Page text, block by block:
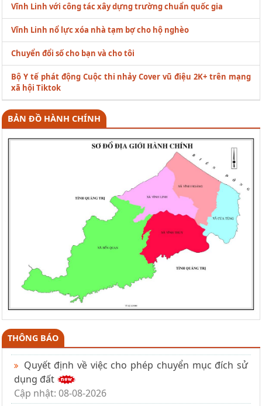
Vĩnh Linh với công tác xây dựng trường chuẩn quốc gia
Vĩnh Linh nổ lực xóa nhà tạm bợ cho hộ nghèo
Chuyển đổi số cho bạn và cho tôi
Bộ Y tế phát động Cuộc thi nhảy Cover vũ điệu 2K+ trên mạng
xã hội Tiktok
BẢN ĐỒ HÀNH CHÍNH
THÔNG BÁO
Quyết định về việc cho phép chuyển mục đích sử
dụng đất
Cập nhật: 08-08-2026